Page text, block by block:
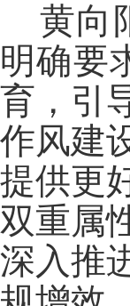
黄向
明确要
育，引
作风建
提供更
双重属
深入推